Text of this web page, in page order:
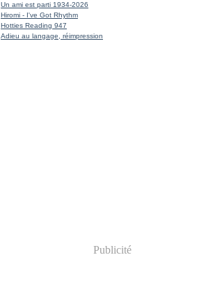
Un ami est parti 1934-2026
Hiromi - I've Got Rhythm
Hotties Reading 947
Adieu au langage, réimpression
Publicité